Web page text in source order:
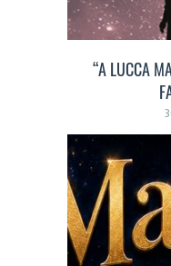
“A LUCCA